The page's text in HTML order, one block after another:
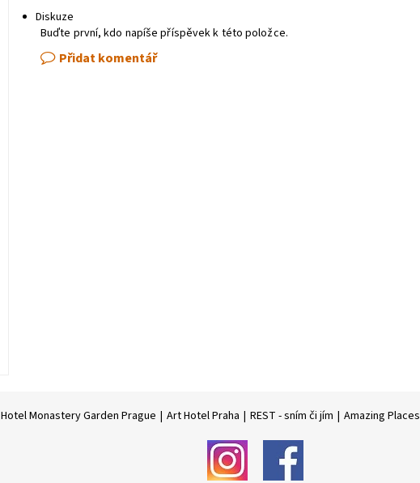
Diskuze
Buďte první, kdo napíše příspěvek k této položce.
Přidat komentář
Hotel Monastery Garden Prague | Art Hotel Praha | REST - sním či jím | Amazing Places